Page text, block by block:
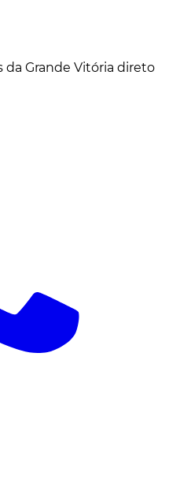
da Grande Vitória direto